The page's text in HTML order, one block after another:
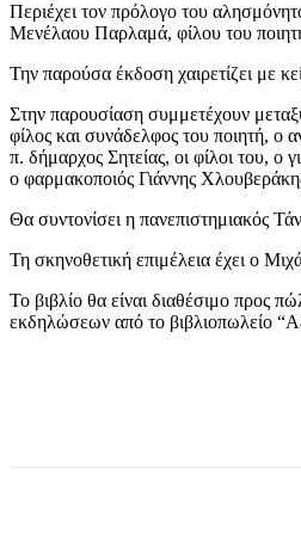
Περιέχει τον πρόλογο του
Μενέλαου Παρλαμά, φίλου του
Την παρούσα έκδοση χαιρετίζει με
Στην παρουσίαση συμμετέχουν
φίλος και συνάδελφος του ποιητή, ο
π. δήμαρχος Σητείας, οι φίλοι του, ο
ο φαρμακοποιός Γιάννης
Θα συντονίσει η πανεπιστημιακός
Τη σκηνοθετική επιμέλεια έχει ο
Το βιβλίο θα είναι διαθέσιμο προς
εκδηλώσεων από το βιβλιοπωλείο